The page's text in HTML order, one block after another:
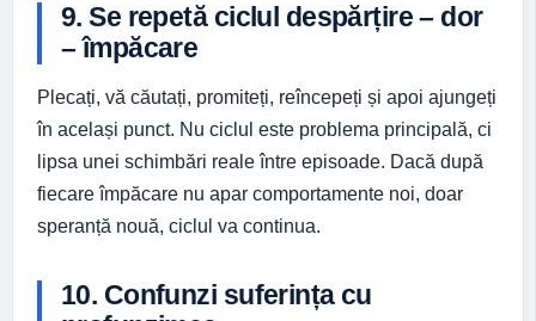
9. Se repetă ciclul despărțire – dor
– împăcare
Plecați, vă căutați, promiteți, reîncepeți și apoi ajungeți
în același punct. Nu ciclul este problema principală, ci
lipsa unei schimbări reale între episoade. Dacă după
fiecare împăcare nu apar comportamente noi, doar
speranță nouă, ciclul va continua.
10. Confunzi suferința cu